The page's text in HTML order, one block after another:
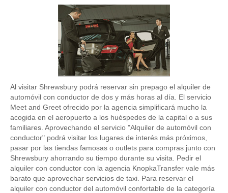
Al visitar Shrewsbury podrá reservar sin prepago el alquiler de
automóvil con conductor de dos y más horas al día. El servicio
Meet and Greet ofrecido por la agencia simplificará mucho la
acogida en el aeropuerto a los huéspedes de la capital o a sus
familiares. Aprovechando el servicio "Alquiler de automóvil con
conductor" podrá visitar los lugares de interés más próximos,
pasar por las tiendas famosas o outlets para compras junto con
Shrewsbury ahorrando su tiempo durante su visita. Pedir el
alquiler con conductor con la agencia KnopkaTransfer vale más
barato que aprovechar servicios de taxi. Para reservar el
alquiler con conductor del automóvil confortable de la categoría